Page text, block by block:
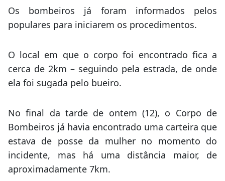
Os bombeiros já foram informados pelos
populares para iniciarem os procedimentos.
O local em que o corpo foi encontrado fica a
cerca de 2km – seguindo pela estrada, de onde
ela foi sugada pelo bueiro.
No final da tarde de ontem (12), o Corpo de
Bombeiros já havia encontrado uma carteira que
estava de posse da mulher no momento do
incidente, mas há uma distância maior, de
aproximadamente 7km.